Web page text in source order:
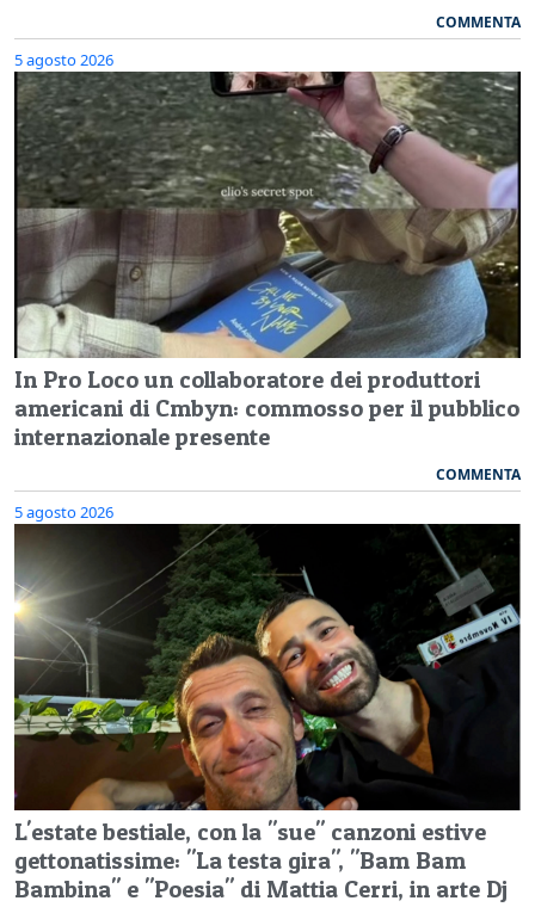
COMMENTA
5 agosto 2026
In Pro Loco un collaboratore dei produttori
americani di Cmbyn: commosso per il pubblico
internazionale presente
COMMENTA
5 agosto 2026
L'estate bestiale, con la "sue" canzoni estive
gettonatissime: "La testa gira", "Bam Bam
Bambina" e "Poesia" di Mattia Cerri, in arte Dj